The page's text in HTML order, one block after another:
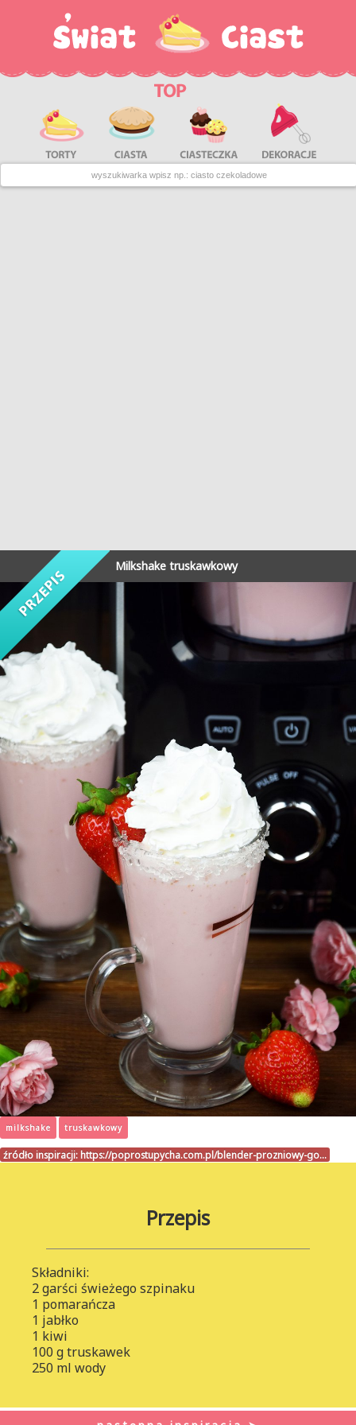
Milkshake truskawkowy
milkshake truskawkowy
źródło inspiracji: https://poprostupycha.com.pl/blender-prozniowy-go…
Przepis
Składniki:
2 garści świeżego szpinaku
1 pomarańcza
1 jabłko
1 kiwi
100 g truskawek
250 ml wody